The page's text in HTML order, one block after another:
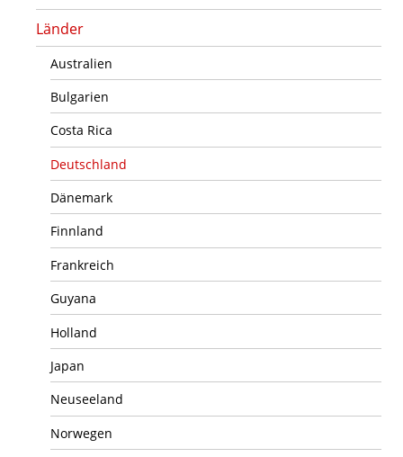
Länder
Australien
Bulgarien
Costa Rica
Deutschland
Dänemark
Finnland
Frankreich
Guyana
Holland
Japan
Neuseeland
Norwegen